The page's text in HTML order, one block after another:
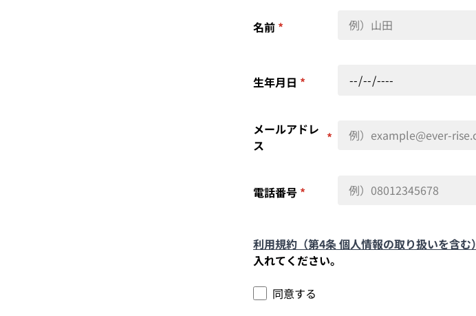
名前 *
生年月日 *
メールアドレ
ス
*
電話番号 *
利用規約（第4条 個人情報の取り扱いを含む）
入れてください。
同意する